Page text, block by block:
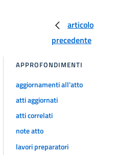
articolo
precedente
APPROFONDIMENTI
aggiornamenti all'atto
atti aggiornati
atti correlati
note atto
lavori preparatori